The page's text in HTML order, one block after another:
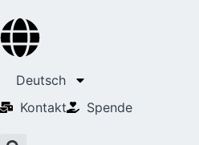
Deutsch
Kontakt
Spende